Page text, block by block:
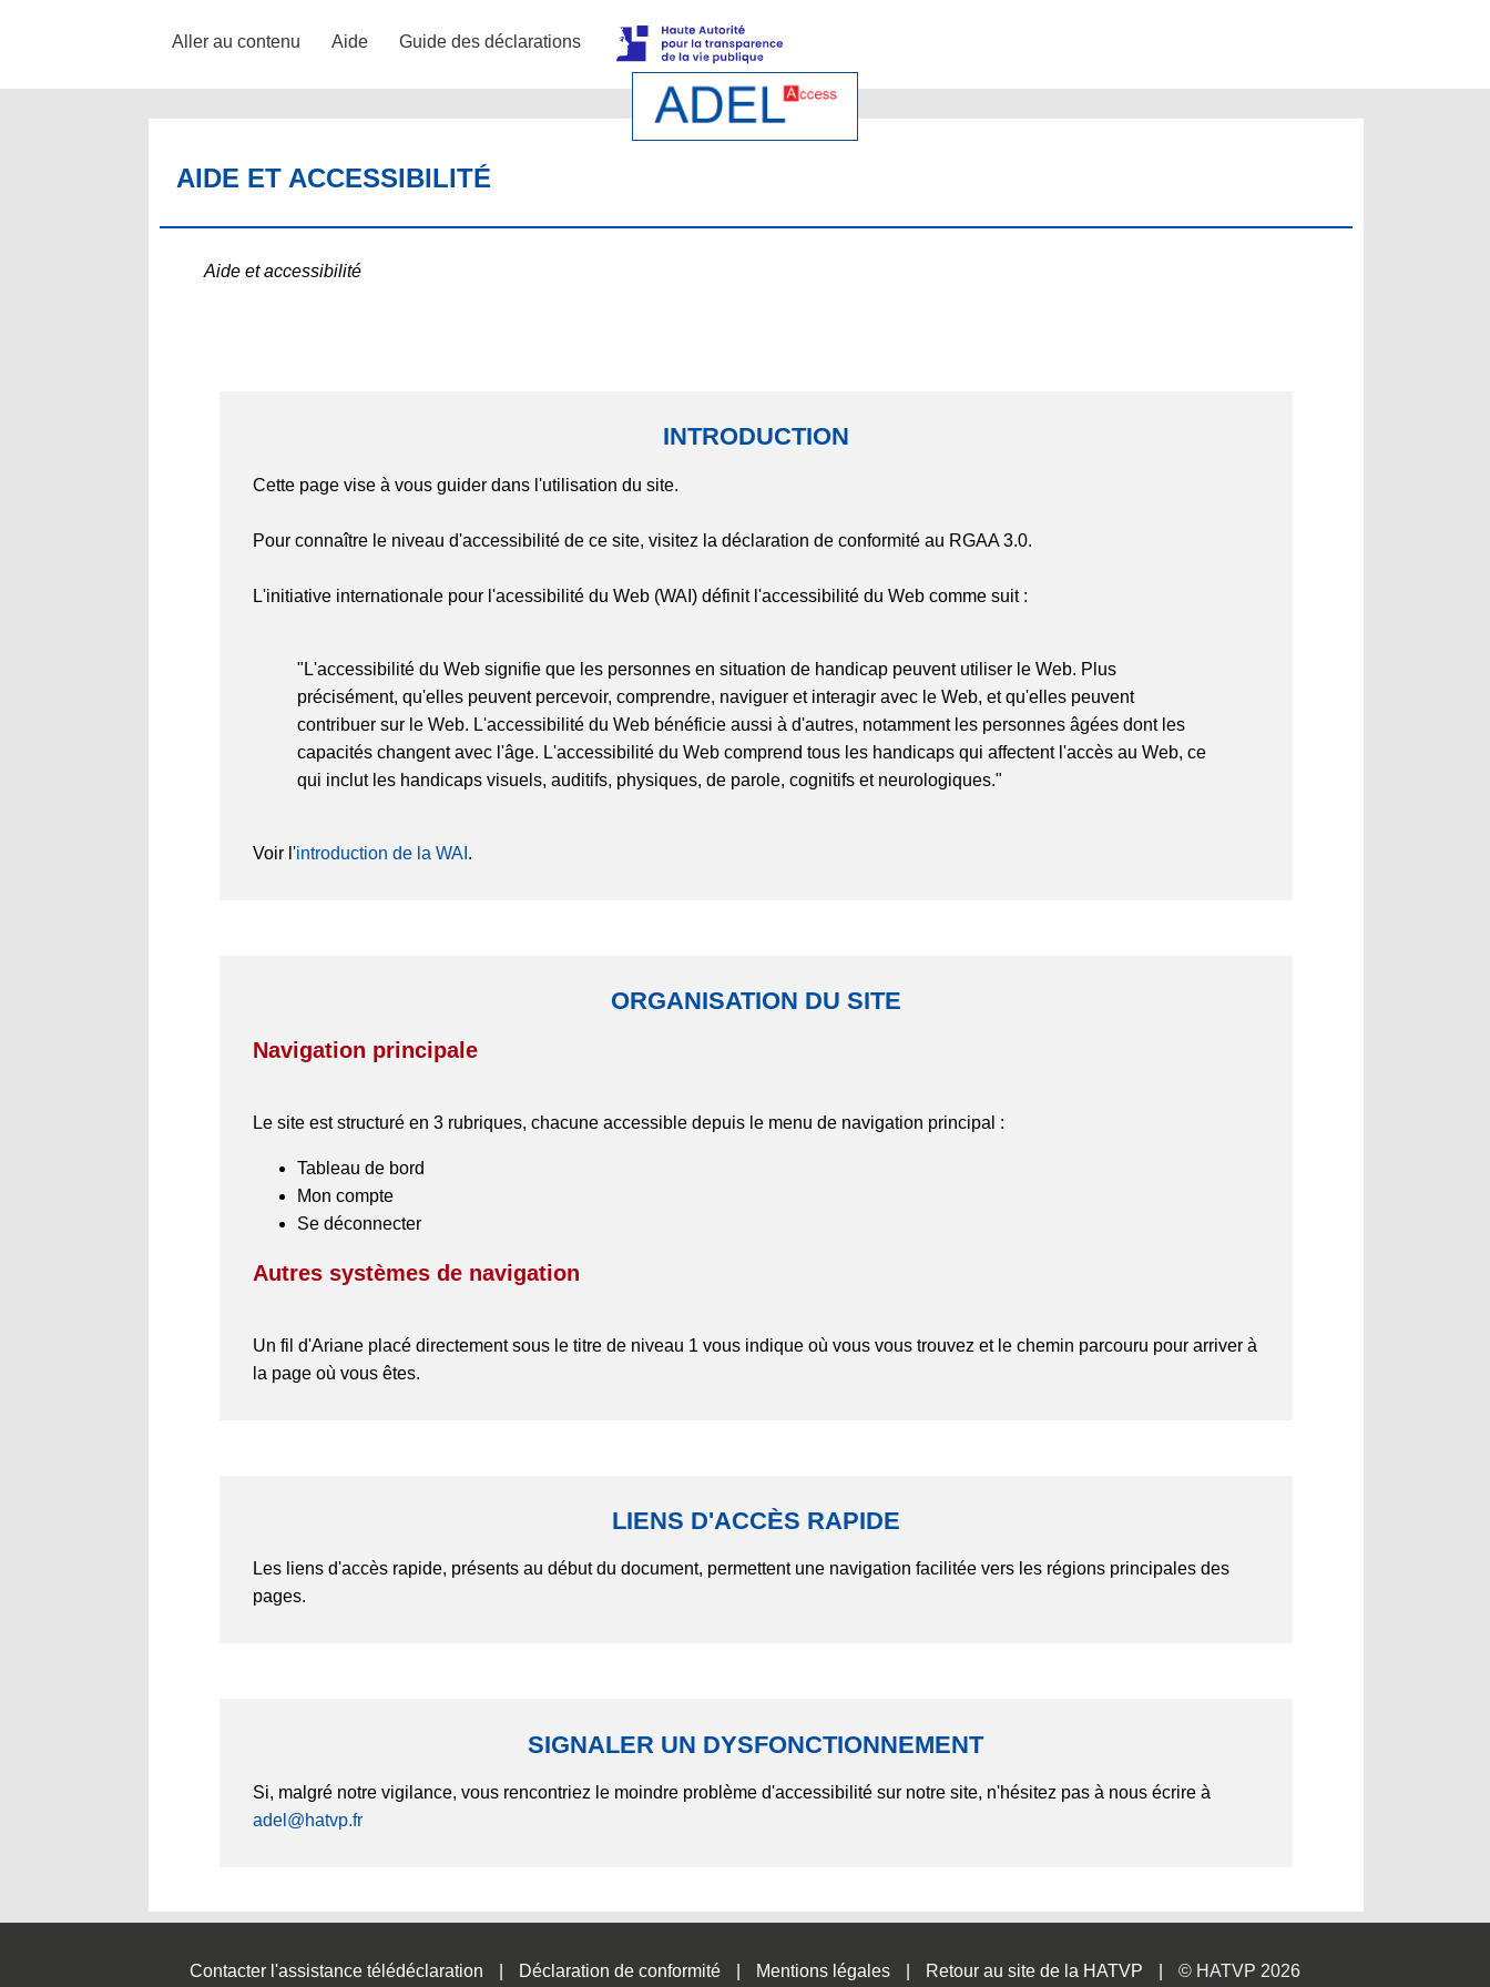
Aller au contenu Aide Guide des déclarations
AIDE ET ACCESSIBILITÉ
Aide et accessibilité
INTRODUCTION
Cette page vise à vous guider dans l'utilisation du site.
Pour connaître le niveau d'accessibilité de ce site, visitez la déclaration de conformité au RGAA 3.0.
L'initiative internationale pour l'acessibilité du Web (WAI) définit l'accessibilité du Web comme suit :
"L'accessibilité du Web signifie que les personnes en situation de handicap peuvent utiliser le Web. Plus
précisément, qu'elles peuvent percevoir, comprendre, naviguer et interagir avec le Web, et qu'elles peuvent
contribuer sur le Web. L'accessibilité du Web bénéficie aussi à d'autres, notamment les personnes âgées dont les
capacités changent avec l'âge. L'accessibilité du Web comprend tous les handicaps qui affectent l'accès au Web, ce
qui inclut les handicaps visuels, auditifs, physiques, de parole, cognitifs et neurologiques."
Voir l'introduction de la WAI .
ORGANISATION DU SITE
Navigation principale
Le site est structuré en 3 rubriques, chacune accessible depuis le menu de navigation principal :
Tableau de bord
Mon compte
Se déconnecter
Autres systèmes de navigation
Un fil d'Ariane placé directement sous le titre de niveau 1 vous indique où vous vous trouvez et le chemin parcouru pour arriver à
la page où vous êtes.
LIENS D'ACCÈS RAPIDE
Les liens d'accès rapide, présents au début du document, permettent une navigation facilitée vers les régions principales des
pages.
SIGNALER UN DYSFONCTIONNEMENT
Si, malgré notre vigilance, vous rencontriez le moindre problème d'accessibilité sur notre site, n'hésitez pas à nous écrire à
adel@hatvp.fr
Contacter l'assistance télédéclaration Déclaration de conformité Mentions légales Retour au site de la HATVP © HATVP 2026